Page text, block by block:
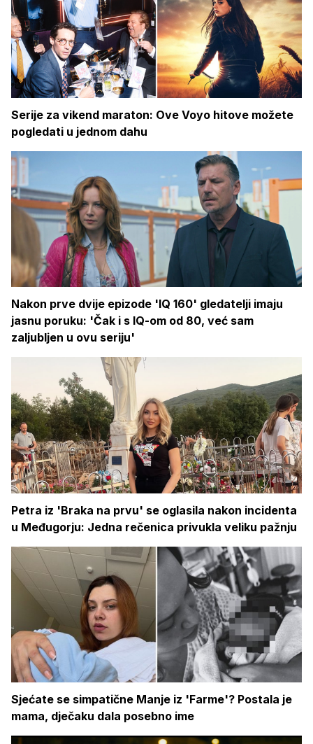
Serije za vikend maraton: Ove Voyo hitove možete
pogledati u jednom dahu
Nakon prve dvije epizode 'IQ 160' gledatelji imaju
jasnu poruku: 'Čak i s IQ-om od 80, već sam
zaljubljen u ovu seriju'
Petra iz 'Braka na prvu' se oglasila nakon incidenta
u Međugorju: Jedna rečenica privukla veliku pažnju
Sjećate se simpatične Manje iz 'Farme'? Postala je
mama, dječaku dala posebno ime